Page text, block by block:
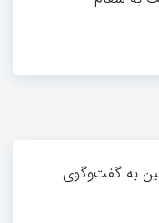
به گفت‌وگوی